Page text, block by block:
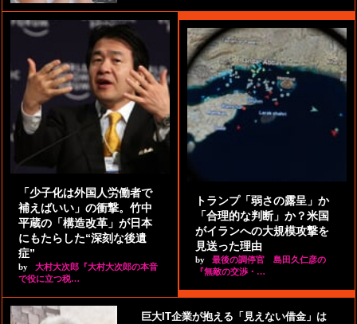
「少子化は外国人労働者で
補えばいい」の衝撃。竹中
平蔵の「構造改革」が日本
にもたらした“深刻な後遺
症”
by
大村大次郎『大村大次郎の本音
で役に立つ税…
トランプ「弱さの露呈」か
「合理的な判断」か？米国
がイランへの大規模攻撃を
見送った理由
by
最後の調停官 島田久仁彦の
『無敵の交渉・…
巨大IT企業が抱える「見えない借金」は